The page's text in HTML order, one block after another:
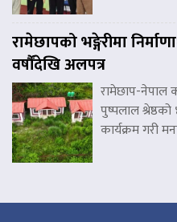
रामेछापको भङ्गेरीमा
वर्षौंदेखि अलपत्र
रामेछाप-नेपाल
पुष्पलाल
कार्यक्रम गरी